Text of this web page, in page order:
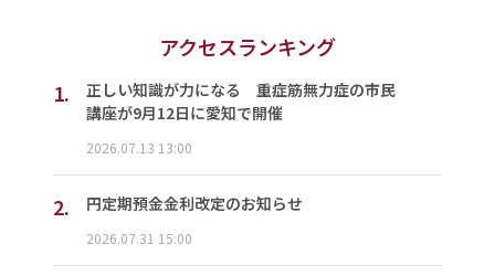
アクセスランキング
1.
正しい知識が力になる 重症筋無力症の市民
講座が9月12日に愛知で開催
2026.07.13 13:00
2. 円定期預金金利改定のお知らせ
2026.07.31 15:00